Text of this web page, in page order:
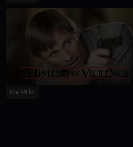
Fra 49 kr